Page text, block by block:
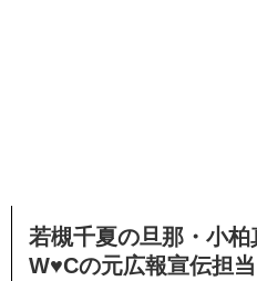
若槻千夏の旦那・小柏
W♥Cの元広報宣伝担